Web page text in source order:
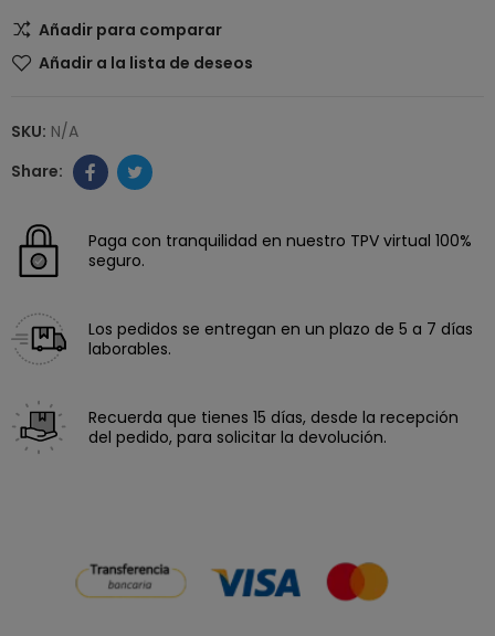
Añadir para comparar
Añadir a la lista de deseos
SKU: N/A
Paga con tranquilidad en nuestro TPV virtual 100%
seguro.
Los pedidos se entregan en un plazo de 5 a 7 días
laborables.
Recuerda que tienes 15 días, desde la recepción
del pedido, para solicitar la devolución.